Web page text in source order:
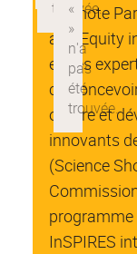
promote
and Equity
et des
co-
œuvre et
innovants
(Science
programme
InSPIRES